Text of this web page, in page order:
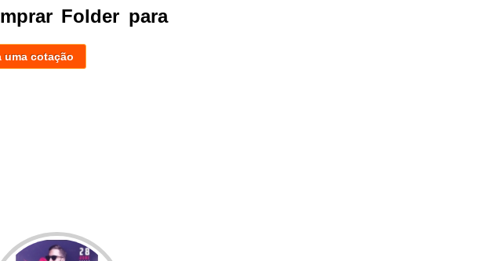
Folder para
uma cotação